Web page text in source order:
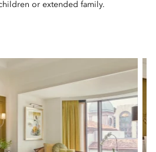
or extended family.